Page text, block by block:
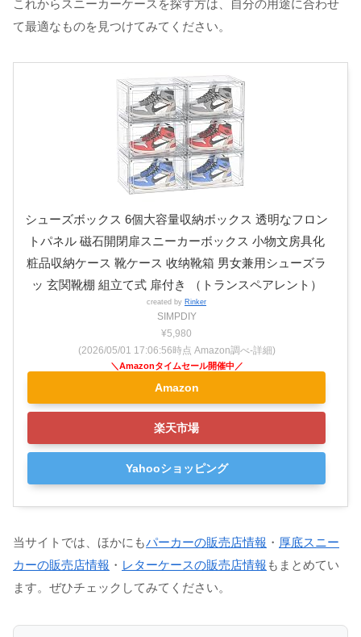
これからスニーカーケースを探す方は、自分の用途に合わせ
て最適なものを見つけてみてください。
シューズボックス 6個大容量収納ボックス 透明なフロン
トパネル 磁石開閉扉スニーカーボックス 小物文房具化
粧品収納ケース 靴ケース 收纳靴箱 男女兼用シューズラ
ッ 玄関靴棚 組立て式 扉付き （トランスペアレント）
created by Rinker
SIMPDIY
¥5,980
(2026/05/01 17:06:56時点 Amazon調べ-詳細)
Amazon
楽天市場
Yahooショッピング
当サイトでは、ほかにもパーカーの販売店情報 ・ 厚底スニー
カーの販売店情報 ・ レターケースの販売店情報 もまとめてい
ます。ぜひチェックしてみてください。